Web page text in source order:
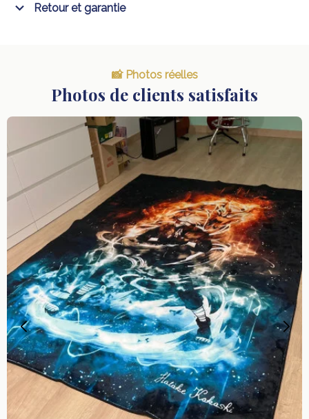
Retour et garantie
📸 Photos réelles
Photos de clients satisfaits